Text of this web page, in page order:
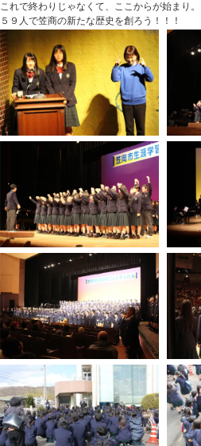
これで終わりじゃなくて、ここからが始まり
５９人で笠商の新たな歴史を創ろう！！！